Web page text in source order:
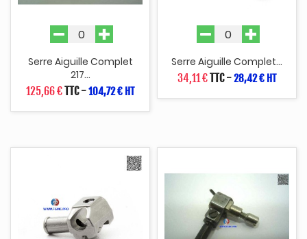
Serre Aiguille Complet
217...
125,66 €TTC-104,72 € HT
Serre Aiguille Complet...
34,11 €TTC-28,42 € HT